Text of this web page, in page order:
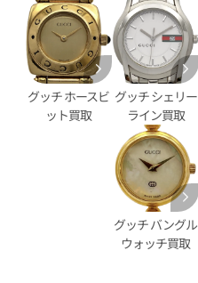
グッチ ホースビ
ット買取
グッチ シェリー
ライン買取
グッチ バングル
ウォッチ買取